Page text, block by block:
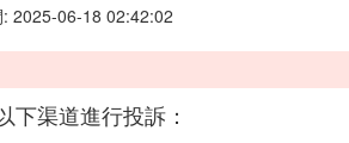
2025-06-18 02:42:02
渠道進行投訴：